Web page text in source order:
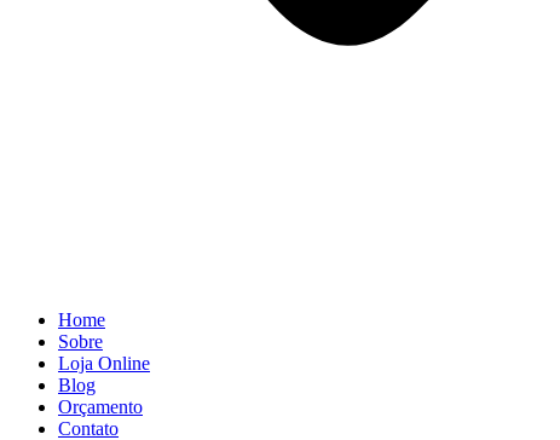
Home
Sobre
Loja Online
Blog
Orçamento
Contato